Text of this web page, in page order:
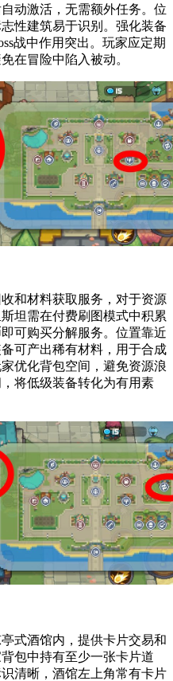
动激活，无需额外任务。位
性建筑易于识别。强化装备
战中作用突出。玩家应定期
在冒险中陷入被动。
和材料获取服务，对于资源
坦需在付费刷图模式中积累
可购买分解服务。位置靠近
可产出稀有材料，用于合成
优化背包空间，避免资源浪
将低级装备转化为有用素
式酒馆内，提供卡片交易和
包中持有至少一张卡片道
清晰，酒馆左上角常有卡片